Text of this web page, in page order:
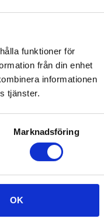
funktioner för
från din enhet
informationen
tjänster.
Marknadsföring
OK